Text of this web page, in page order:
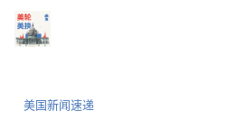
美国新闻速递